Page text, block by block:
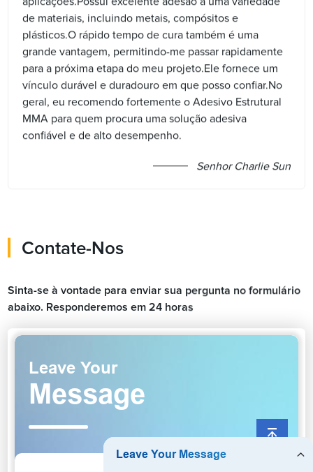
de materiais, incluindo metais, compósitos e
plásticos.O rápido tempo de cura também é uma
grande vantagem, permitindo-me passar rapidamente
para a próxima etapa do meu projeto.Ele fornece um
vínculo durável e duradouro em que posso confiar.No
geral, eu recomendo fortemente o Adesivo Estrutural
MMA para quem procura uma solução adesiva
confiável e de alto desempenho.
Senhor Charlie Sun
Contate-Nos
Sinta-se à vontade para enviar sua pergunta no formulário
abaixo. Responderemos em 24 horas